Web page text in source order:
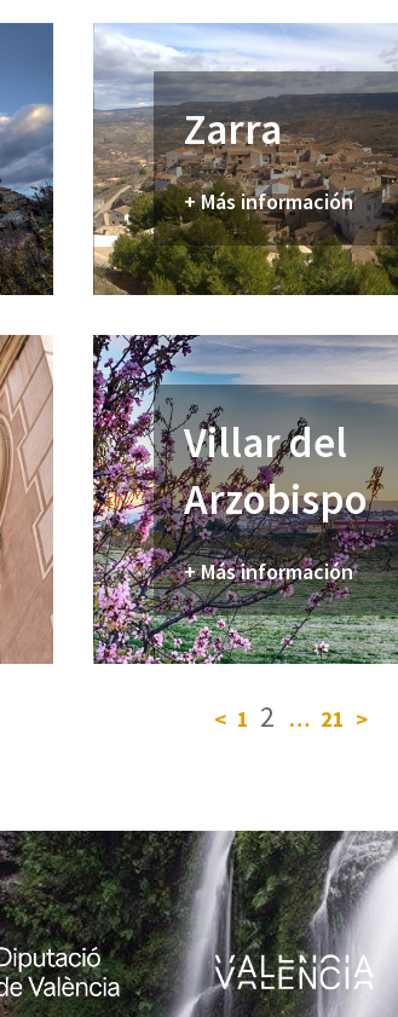
Zarra
+ Más información
Villar del
Arzobispo
+ Más información
< 1 2 … 21 >